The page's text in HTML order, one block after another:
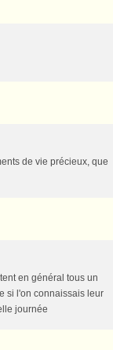
de vie précieux, que
en général tous un
si l'on connaissais leur
journée